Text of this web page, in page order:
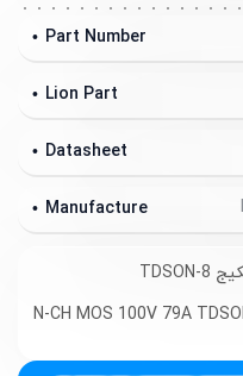
Part Number
Lion Part
Datasheet
Manufacture
N-CH MOS 100V 79A